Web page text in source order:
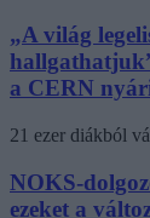
„A világ
a CERN
21 ezer diákból
NOKS-
ezeket a